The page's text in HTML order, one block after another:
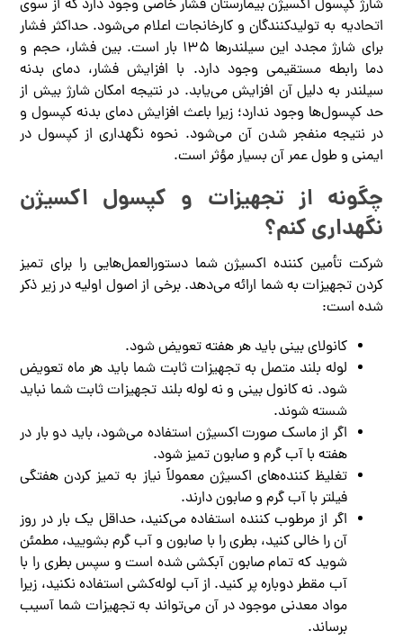
شارژ کپسول اکسیژن بیمارستان فشار خاصی وجود دارد که از سوی
اتحادیه به تولیدکنندگان و کارخانجات اعلام می‌شود. حداکثر فشار
برای شارژ مجدد این سیلندرها 135 بار است. بین فشار، حجم و
دما رابطه مستقیمی وجود دارد. با افزایش فشار، دمای بدنه
سیلندر به دلیل آن افزایش می‌یابد. در نتیجه امکان شارژ بیش از
حد کپسول‌ها وجود ندارد؛ زیرا باعث افزایش دمای بدنه کپسول و
در نتیجه منفجر شدن آن می‌شود. نحوه نگهداری از کپسول در
ایمنی و طول عمر آن بسیار مؤثر است.
چگونه از تجهیزات و کپسول اکسیژن
نگهداری کنم؟
شرکت تأمین کننده اکسیژن شما دستورالعمل‌هایی را برای تمیز
کردن تجهیزات به شما ارائه می‌دهد. برخی از اصول اولیه در زیر ذکر
شده است:
کانولای بینی باید هر هفته تعویض شود.
لوله بلند متصل به تجهیزات ثابت شما باید هر ماه تعویض
شود. نه کانول بینی و نه لوله بلند تجهیزات ثابت شما نباید
شسته شوند.
اگر از ماسک صورت اکسیژن استفاده می‌شود، باید دو بار در
هفته با آب گرم و صابون تمیز شود.
تغلیظ کننده‌های اکسیژن معمولاً نیاز به تمیز کردن هفتگی
فیلتر با آب گرم و صابون دارند.
اگر از مرطوب کننده استفاده می‌کنید، حداقل یک بار در روز
آن را خالی کنید، بطری را با صابون و آب گرم بشویید، مطمئن
شوید که تمام صابون آبکشی شده است و سپس بطری را با
آب مقطر دوباره پر کنید. از آب لوله‌کشی استفاده نکنید، زیرا
مواد معدنی موجود در آن می‌تواند به تجهیزات شما آسیب
برساند.